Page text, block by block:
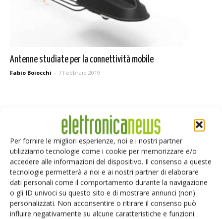
Per fornire le migliori esperienze, noi e i nostri partner
utilizziamo tecnologie come i cookie per memorizzare e/o
accedere alle informazioni del dispositivo. Il consenso a queste
tecnologie permetterà a noi e ai nostri partner di elaborare
dati personali come il comportamento durante la navigazione
o gli ID univoci su questo sito e di mostrare annunci (non)
personalizzati. Non acconsentire o ritirare il consenso può
influire negativamente su alcune caratteristiche e funzioni.
Antenne studiate per la connettività mobile
Fabio Boiocchi - 7 Febbraio 2019
Selezione di elettronica